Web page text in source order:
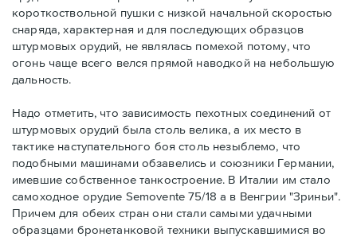
короткоствольной пушки с низкой начальной скоростью
снаряда, характерная и для последующих образцов
штурмовых орудий, не являлась помехой потому, что
огонь чаще всего велся прямой наводкой на небольшую
дальность.
Надо отметить, что зависимость пехотных соединений от
штурмовых орудий была столь велика, а их место в
тактике наступательного боя столь незыблемо, что
подобными машинами обзавелись и союзники Германии,
имевшие собственное танкостроение. В Италии им стало
самоходное орудие Semovente 75/18 а в Венгрии "Зриньи".
Причем для обеих стран они стали самыми удачными
образцами бронетанковой техники выпускавшимися во